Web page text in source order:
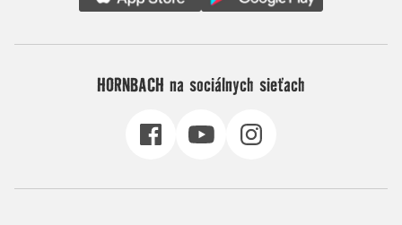
HORNBACH na sociálnych sieťach